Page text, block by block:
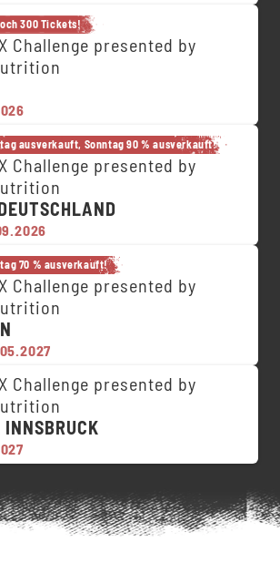
300 Tickets!
Challenge presented by
ausverkauft, Sonntag 90 % ausverkauft!
Challenge presented by
70 % ausverkauft!
Challenge presented by
Challenge presented by